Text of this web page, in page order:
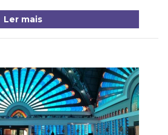
Ler mais